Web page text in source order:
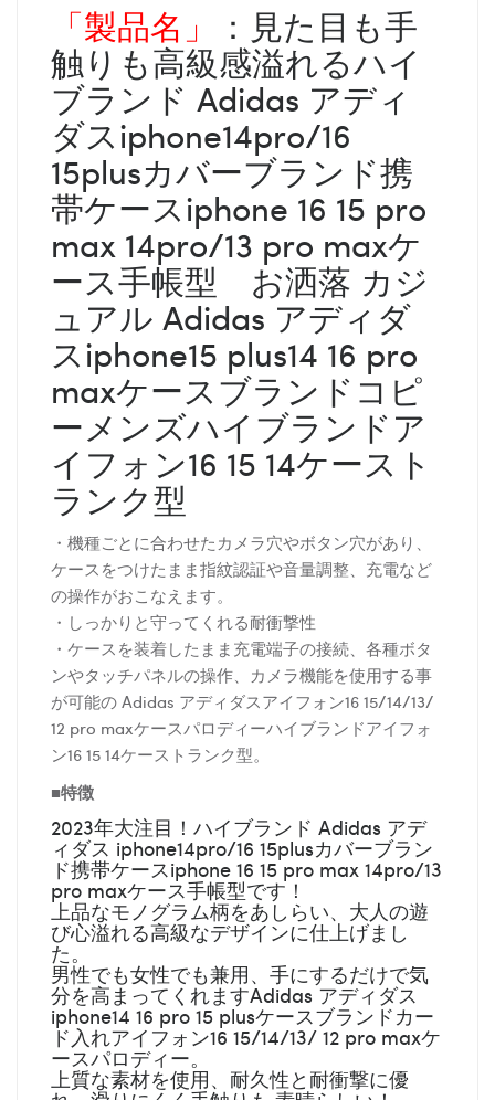
「製品名」 ：見た目も手
触りも高級感溢れるハイ
ブランド Adidas アディ
ダスiphone14pro/16
15plusカバーブランド携
帯ケースiphone 16 15 pro
max 14pro/13 pro maxケ
ース手帳型 お洒落 カジ
ュアル Adidas アディダ
スiphone15 plus14 16 pro
maxケースブランドコピ
ーメンズハイブランドア
イフォン16 15 14ケースト
ランク型
・機種ごとに合わせたカメラ穴やボタン穴があり、
ケースをつけたまま指紋認証や音量調整、充電など
の操作がおこなえます。
・しっかりと守ってくれる耐衝撃性
・ケースを装着したまま充電端子の接続、各種ボタ
ンやタッチパネルの操作、カメラ機能を使用する事
が可能の Adidas アディダスアイフォン16 15/14/13/
12 pro maxケースパロディーハイブランドアイフォ
ン16 15 14ケーストランク型。
■特徴
2023年大注目！ハイブランド Adidas アデ
ィダス iphone14pro/16 15plusカバーブラン
ド携帯ケースiphone 16 15 pro max 14pro/13
pro maxケース手帳型です！
上品なモノグラム柄をあしらい、大人の遊
び心溢れる高級なデザインに仕上げまし
た。
男性でも女性でも兼用、手にするだけで気
分を高まってくれますAdidas アディダス
iphone14 16 pro 15 plusケースブランドカー
ド入れアイフォン16 15/14/13/ 12 pro maxケ
ースパロディー。
上質な素材を使用、耐久性と耐衝撃に優